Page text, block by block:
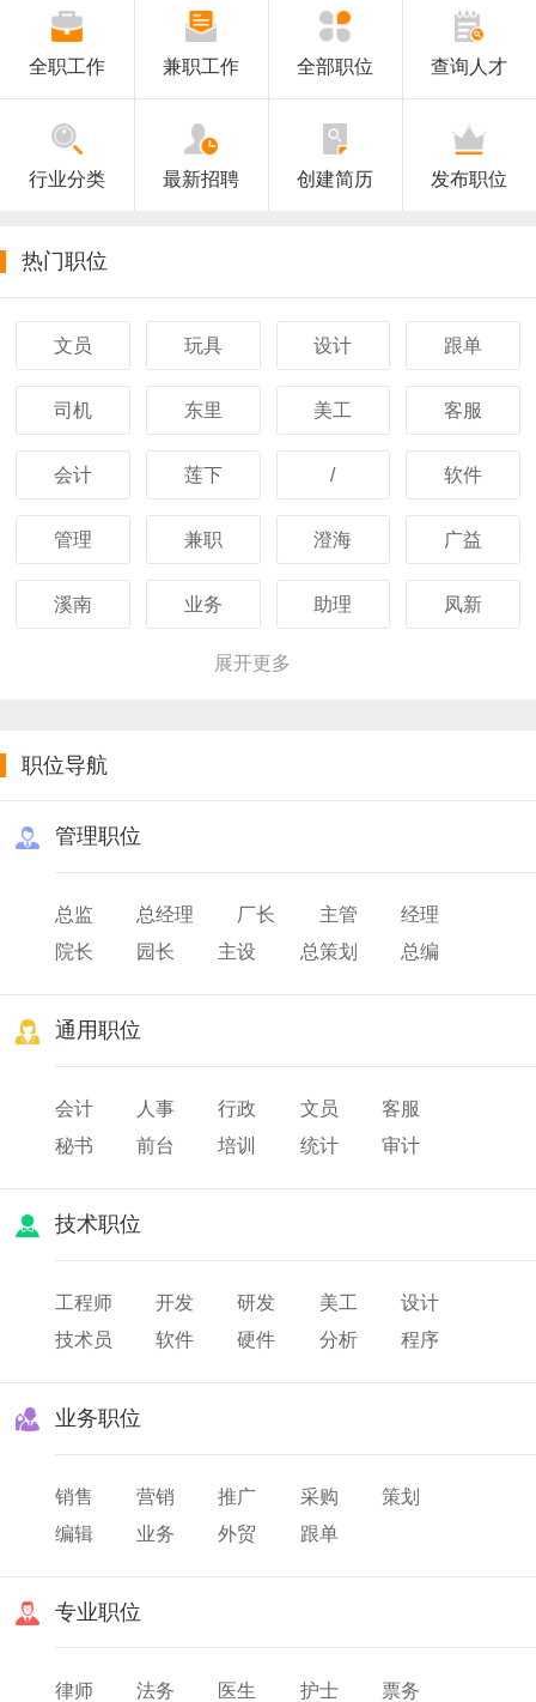
全职工作 兼职工作 全部职位 查询人才
行业分类 最新招聘 创建简历 发布职位
热门职位
文员 玩具 设计 跟单
司机 东里 美工 客服
会计 莲下 / 软件
管理 兼职 澄海 广益
溪南 业务 助理 凤新
展开更多
职位导航
管理职位
总监 总经理 厂长 主管
经理
院长
园长 主设 总策划
总编
通用职位
会计 人事 行政 文员
客服
秘书
前台 培训 统计
审计
技术职位
工程师 开发 研发 美工
设计
技术员
软件 硬件 分析 程序
业务职位
销售 营销 推广 采购
策划
编辑
业务 外贸 跟单
专业职位
律师 法务 医生 护士
票务